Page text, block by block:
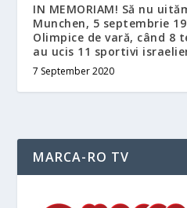
IN MEMORIAM! Să nu
Munchen, 5 septembrie
Olimpice de vară, când 8
au ucis 11 sportivi
7 September 2020
MARCA-RO TV